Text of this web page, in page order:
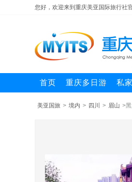
您好，欢迎来到重庆美亚国际旅行社
首页 重庆多日游 私
美亚国旅 > 境内 > 四川 > 眉山 >